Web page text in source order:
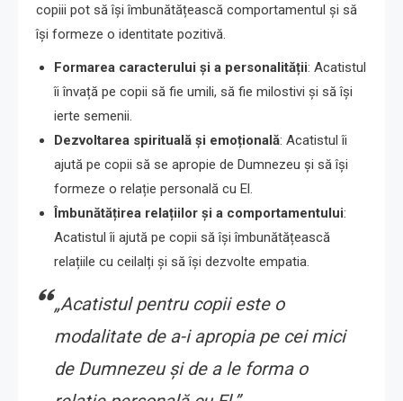
copiii pot să își îmbunătățească comportamentul și să
își formeze o identitate pozitivă.
Formarea caracterului și a personalității: Acatistul
îi învață pe copii să fie umili, să fie milostivi și să își
ierte semenii.
Dezvoltarea spirituală și emoțională: Acatistul îi
ajută pe copii să se apropie de Dumnezeu și să își
formeze o relație personală cu El.
Îmbunătățirea relațiilor și a comportamentului:
Acatistul îi ajută pe copii să își îmbunătățească
relațiile cu ceilalți și să își dezvolte empatia.
„Acatistul pentru copii este o
modalitate de a-i apropia pe cei mici
de Dumnezeu și de a le forma o